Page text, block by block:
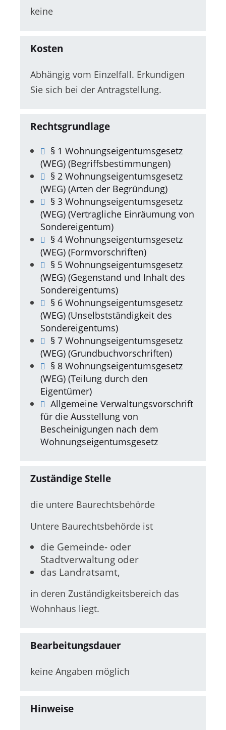
keine
Kosten
Abhängig vom Einzelfall. Erkundigen
Sie sich bei der Antragstellung.
Rechtsgrundlage
§ 1 Wohnungseigentumsgesetz
(WEG) (Begriffsbestimmungen)
§ 2 Wohnungseigentumsgesetz
(WEG) (Arten der Begründung)
§ 3 Wohnungseigentumsgesetz
(WEG) (Vertragliche Einräumung von
Sondereigentum)
§ 4 Wohnungseigentumsgesetz
(WEG) (Formvorschriften)
§ 5 Wohnungseigentumsgesetz
(WEG) (Gegenstand und Inhalt des
Sondereigentums)
§ 6 Wohnungseigentumsgesetz
(WEG) (Unselbstständigkeit des
Sondereigentums)
§ 7 Wohnungseigentumsgesetz
(WEG) (Grundbuchvorschriften)
§ 8 Wohnungseigentumsgesetz
(WEG) (Teilung durch den
Eigentümer)
Allgemeine Verwaltungsvorschrift
für die Ausstellung von
Bescheinigungen nach dem
Wohnungseigentumsgesetz
Zuständige Stelle
die untere Baurechtsbehörde
Untere Baurechtsbehörde ist
die Gemeinde- oder
Stadtverwaltung oder
das Landratsamt,
in deren Zuständigkeitsbereich das
Wohnhaus liegt.
Bearbeitungsdauer
keine Angaben möglich
Hinweise